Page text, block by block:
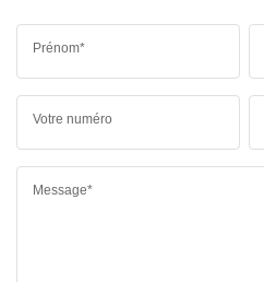
Prénom*
Votre numéro
Message*